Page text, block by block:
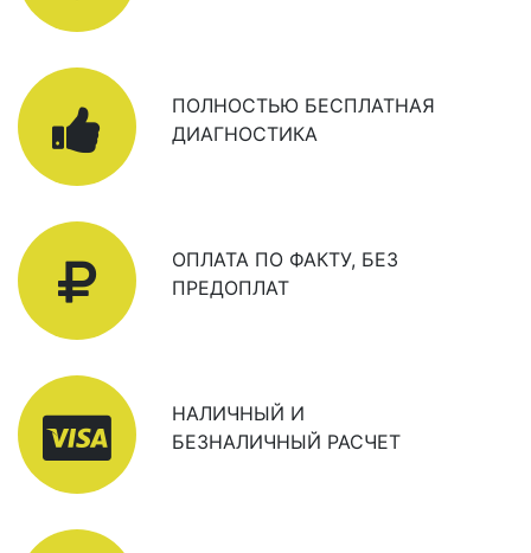
ПОЛНОСТЬЮ БЕСПЛАТНАЯ
ДИАГНОСТИКА
ОПЛАТА ПО ФАКТУ, БЕЗ
ПРЕДОПЛАТ
НАЛИЧНЫЙ И
БЕЗНАЛИЧНЫЙ РАСЧЕТ